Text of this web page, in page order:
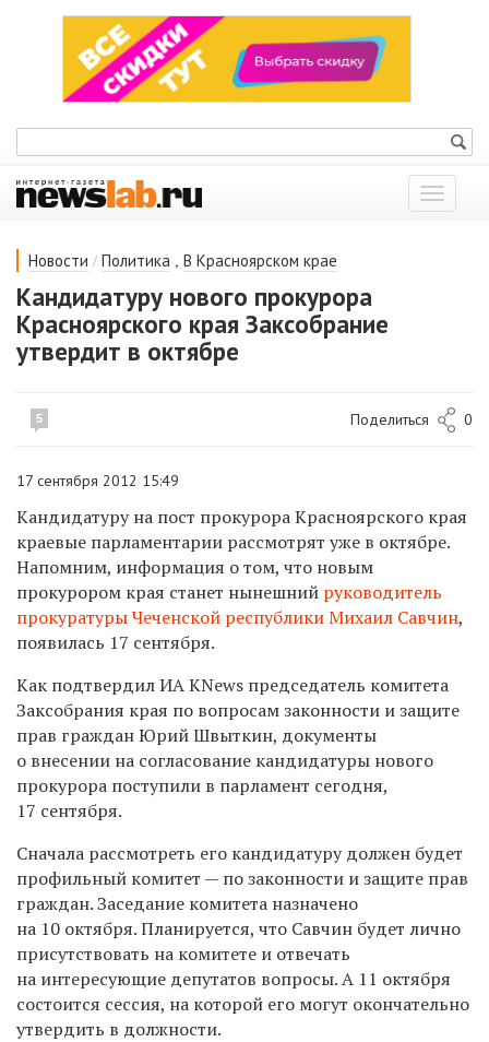
Показать
меню
Новости / Политика , В Красноярском крае
Кандидатуру нового прокурора
Красноярского края Заксобрание
утвердит в октябре
5 Поделиться 0
17 сентября 2012 15:49
Кандидатуру на пост прокурора Красноярского края
краевые парламентарии рассмотрят уже в октябре.
Напомним, информация о том, что новым
прокурором края станет нынешний руководитель
прокуратуры Чеченской республики Михаил Савчин,
появилась 17 сентября.
Как подтвердил ИА KNews председатель комитета
Заксобрания края по вопросам законности и защите
прав граждан Юрий Швыткин, документы
о внесении на согласование кандидатуры нового
прокурора поступили в парламент сегодня,
17 сентября.
Сначала рассмотреть его кандидатуру должен будет
профильный комитет — по законности и защите прав
граждан. Заседание комитета назначено
на 10 октября. Планируется, что Савчин будет лично
присутствовать на комитете и отвечать
на интересующие депутатов вопросы. А 11 октября
состоится сессия, на которой его могут окончательно
утвердить в должности.